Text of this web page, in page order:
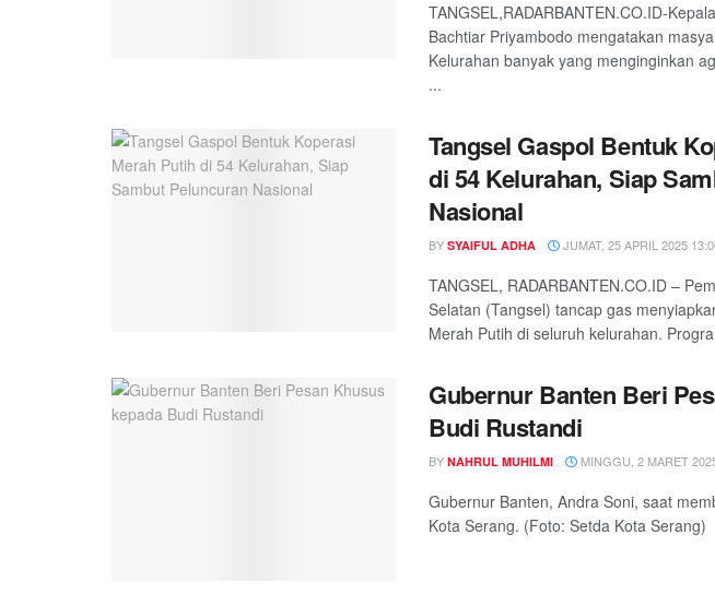
TANGSEL,RADARBANTEN.CO.ID-
Bachtiar Priyambodo mengatakan
Kelurahan banyak yang menginginkan
...
Tangsel Gaspol Bentuk
di 54 Kelurahan, Siap
Nasional
BY SYAIFUL ADHA JUMAT, 25 APRIL 2025
TANGSEL, RADARBANTEN.CO.ID –
Selatan (Tangsel) tancap gas
Merah Putih di seluruh kelurahan.
Gubernur Banten Beri
Budi Rustandi
BY NAHRUL MUHILMI MINGGU, 2 MARET
Gubernur Banten, Andra Soni, saat
Kota Serang. (Foto: Setda Kota Serang)